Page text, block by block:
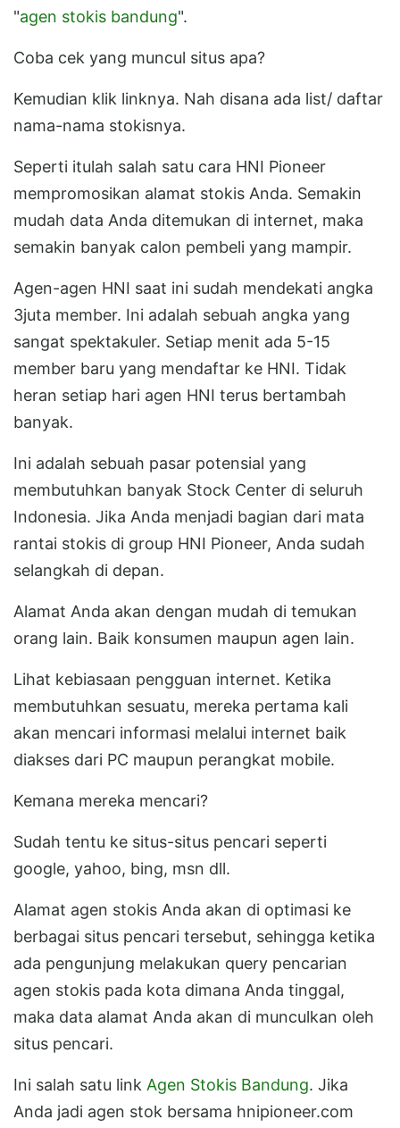
"agen stokis bandung".
Coba cek yang muncul situs apa?
Kemudian klik linknya. Nah disana ada list/ daftar
nama-nama stokisnya.
Seperti itulah salah satu cara HNI Pioneer
mempromosikan alamat stokis Anda. Semakin
mudah data Anda ditemukan di internet, maka
semakin banyak calon pembeli yang mampir.
Agen-agen HNI saat ini sudah mendekati angka
3juta member. Ini adalah sebuah angka yang
sangat spektakuler. Setiap menit ada 5-15
member baru yang mendaftar ke HNI. Tidak
heran setiap hari agen HNI terus bertambah
banyak.
Ini adalah sebuah pasar potensial yang
membutuhkan banyak Stock Center di seluruh
Indonesia. Jika Anda menjadi bagian dari mata
rantai stokis di group HNI Pioneer, Anda sudah
selangkah di depan.
Alamat Anda akan dengan mudah di temukan
orang lain. Baik konsumen maupun agen lain.
Lihat kebiasaan pengguan internet. Ketika
membutuhkan sesuatu, mereka pertama kali
akan mencari informasi melalui internet baik
diakses dari PC maupun perangkat mobile.
Kemana mereka mencari?
Sudah tentu ke situs-situs pencari seperti
google, yahoo, bing, msn dll.
Alamat agen stokis Anda akan di optimasi ke
berbagai situs pencari tersebut, sehingga ketika
ada pengunjung melakukan query pencarian
agen stokis pada kota dimana Anda tinggal,
maka data alamat Anda akan di munculkan oleh
situs pencari.
Ini salah satu link Agen Stokis Bandung. Jika
Anda jadi agen stok bersama hnipioneer.com